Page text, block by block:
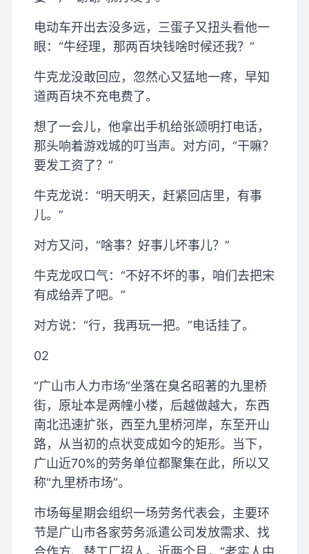
电动车开出去没多远，三蛋子又扭头看他一
眼：“牛经理，那两百块钱啥时候还我？”
牛克龙没敢回应，忽然心又猛地一疼，早知
道两百块不充电费了。
想了一会儿，他拿出手机给张颂明打电话，
那头响着游戏城的叮当声。对方问，“干嘛？
要发工资了？”
牛克龙说：“明天明天，赶紧回店里，有事
儿。”
对方又问，“啥事？好事儿坏事儿？”
牛克龙叹口气：“不好不坏的事，咱们去把宋
有成给弄了吧。”
对方说：“行，我再玩一把。”电话挂了。
02
“广山市人力市场”坐落在臭名昭著的九里桥
街，原址本是两幢小楼，后越做越大，东西
南北迅速扩张，西至九里桥河岸，东至开山
路，从当初的点状变成如今的矩形。当下，
广山近70%的劳务单位都聚集在此，所以又
称“九里桥市场”。
市场每星期会组织一场劳务代表会，主要环
节是广山市各家劳务派遣公司发放需求、找